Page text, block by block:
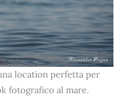
location perfetta per
fotografico al mare.